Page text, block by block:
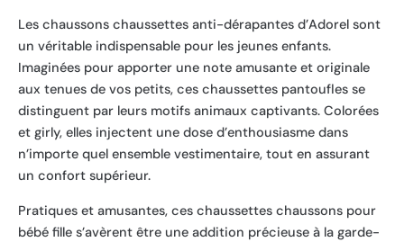
Les chaussons chaussettes anti-dérapantes d’Adorel sont
un véritable indispensable pour les jeunes enfants.
Imaginées pour apporter une note amusante et originale
aux tenues de vos petits, ces chaussettes pantoufles se
distinguent par leurs motifs animaux captivants. Colorées
et girly, elles injectent une dose d’enthousiasme dans
n’importe quel ensemble vestimentaire, tout en assurant
un confort supérieur.
Pratiques et amusantes, ces chaussettes chaussons pour
bébé fille s’avèrent être une addition précieuse à la garde-